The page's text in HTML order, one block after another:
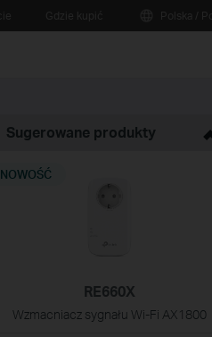
Sugerowane produkty
RE660X
Wzmacniacz sygnału Wi-Fi AX1800
NOWOŚĆ